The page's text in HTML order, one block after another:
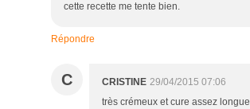
cette recette me tente bien.
Répondre
C CRISTINE 29/04/2015 07:06
très crémeux et cure assez longue